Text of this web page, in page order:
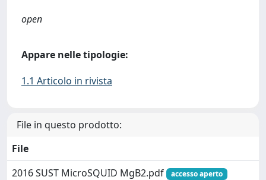
open
Appare nelle tipologie:
1.1 Articolo in rivista
File in questo prodotto:
File
2016 SUST MicroSQUID MgB2.pdf
accesso aperto